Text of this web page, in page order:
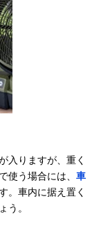
入りますが、重く
使う場合には、 車
。車内に据え置く
う。